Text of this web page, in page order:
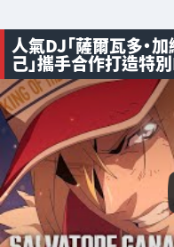
人氣DJ「薩爾瓦多・
己」攜手合作打造特別